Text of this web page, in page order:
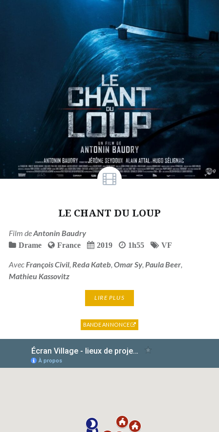
LE CHANT DU LOUP
Film deAntonin Baudry
Drame France 2019 1h55 VF
AvecFrançois Civil, Reda Kateb, Omar Sy, Paula Beer,
Mathieu Kassovitz
LIRE PLUS
BANDE ANNONCE